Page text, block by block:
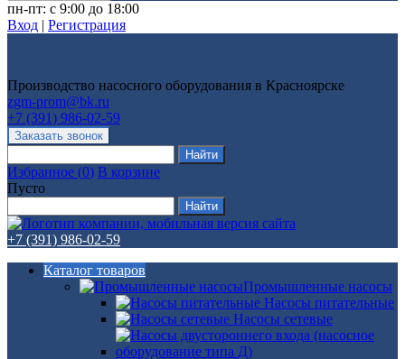
пн-пт: с 9:00 до 18:00
Вход | Регистрация
Производство насосного оборудования в Красноярске
zgm-prom@bk.ru
+7 (391) 986-02-59
Избранное (0) В корзине
Пусто
+7 (391) 986-02-59
Каталог товаров
Промышленные насосы
Насосы питательные
Насосы сетевые